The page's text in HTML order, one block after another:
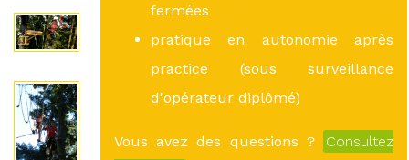
fermées
pratique en autonomie après
practice (sous surveillance
d'opérateur diplômé)
Vous avez des questions ?
Consultez